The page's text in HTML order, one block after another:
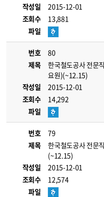
작성일
2015-12-01
조회수
13,881
파일
번호
80
제목
한국철도공사 전문
요원)(~12.15)
작성일
2015-12-01
조회수
14,292
파일
번호
79
제목
한국철도공사 전문
(~12.15)
작성일
2015-12-01
조회수
12,574
파일